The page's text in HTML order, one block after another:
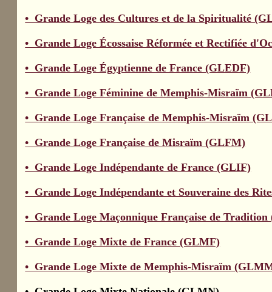
• Grande Loge des Cultures et de la Spiritualité
• Grande Loge Écossaise Réformée et Rectifiée
• Grande Loge Égyptienne de France (GLEDF)
• Grande Loge Féminine de Memphis-Misraïm
• Grande Loge Française de Memphis-Misraïm
• Grande Loge Française de Misraïm (GLFM)
• Grande Loge Indépendante de France (GLIF)
• Grande Loge Indépendante et Souveraine des
• Grande Loge Maçonnique Française de
• Grande Loge Mixte de France (GLMF)
• Grande Loge Mixte de Memphis-Misraïm